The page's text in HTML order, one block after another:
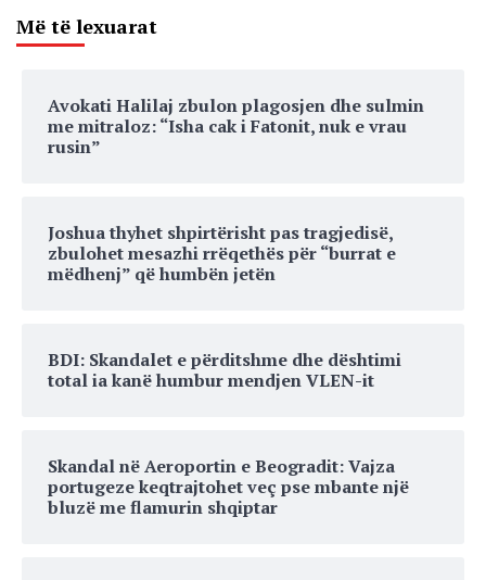
Më të lexuarat
Avokati Halilaj zbulon plagosjen dhe sulmin
me mitraloz: “Isha cak i Fatonit, nuk e vrau
rusin”
Joshua thyhet shpirtërisht pas tragjedisë,
zbulohet mesazhi rrëqethës për “burrat e
mëdhenj” që humbën jetën
BDI: Skandalet e përditshme dhe dështimi
total ia kanë humbur mendjen VLEN-it
Skandal në Aeroportin e Beogradit: Vajza
portugeze keqtrajtohet veç pse mbante një
bluzë me flamurin shqiptar